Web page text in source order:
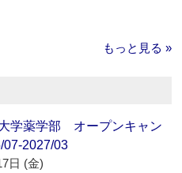
もっと見る »
学薬学部 オープンキャン
2027/03
日 (金)